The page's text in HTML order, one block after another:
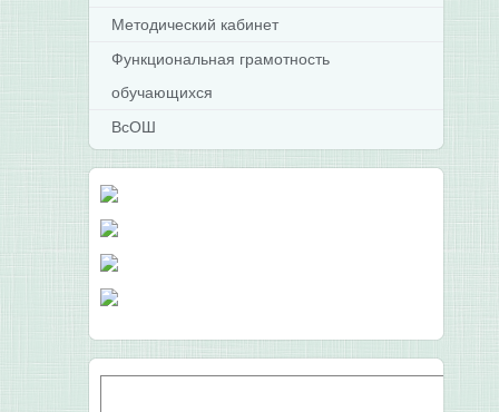
Методический кабинет
Функциональная грамотность
обучающихся
ВсОШ